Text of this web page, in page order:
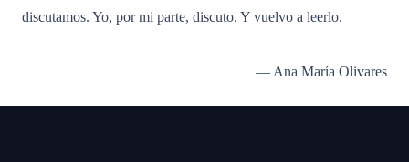
discutamos. Yo, por mi parte, discuto. Y vuelvo a leerlo.
— Ana María Olivares